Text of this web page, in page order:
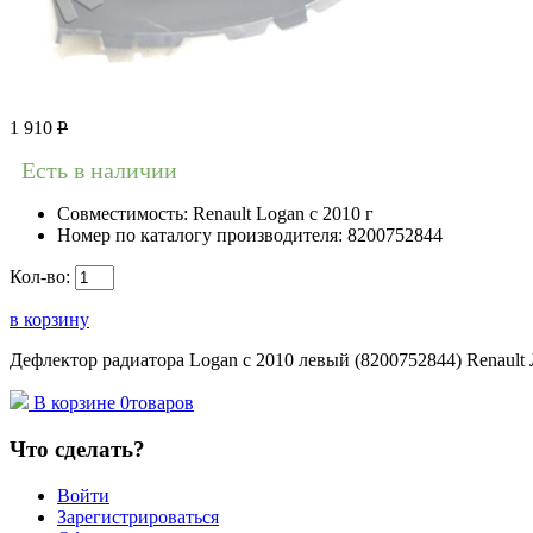
1 910 Р
Есть в наличии
Совместимость: Renault Logan c 2010 г
Номер по каталогу производителя: 8200752844
Кол-во:
в корзину
Дефлектор радиатора Logan c 2010 левый (8200752844)
В корзине 0товаров
Что сделать?
Войти
Зарегистрироваться